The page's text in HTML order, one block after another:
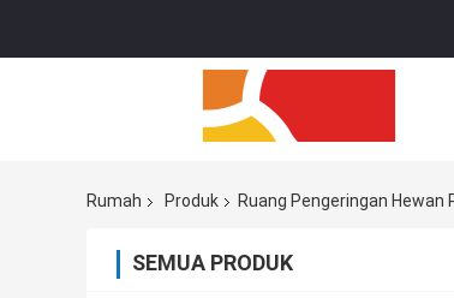
Rumah Produk Ruang Pengeringan Hewan
SEMUA PRODUK